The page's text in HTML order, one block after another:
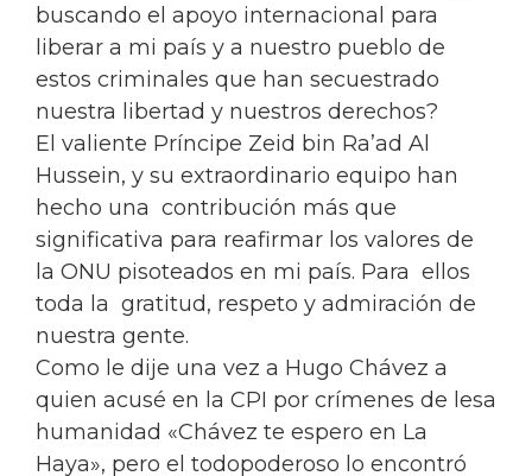
buscando el apoyo internacional para
liberar a mi país y a nuestro pueblo de
estos criminales que han secuestrado
nuestra libertad y nuestros derechos?
El valiente Príncipe Zeid bin Ra’ad Al
Hussein, y su extraordinario equipo han
hecho una contribución más que
significativa para reafirmar los valores de
la ONU pisoteados en mi país. Para ellos
toda la gratitud, respeto y admiración de
nuestra gente.
Como le dije una vez a Hugo Chávez a
quien acusé en la CPI por crímenes de lesa
humanidad «Chávez te espero en La
Haya», pero el todopoderoso lo encontró